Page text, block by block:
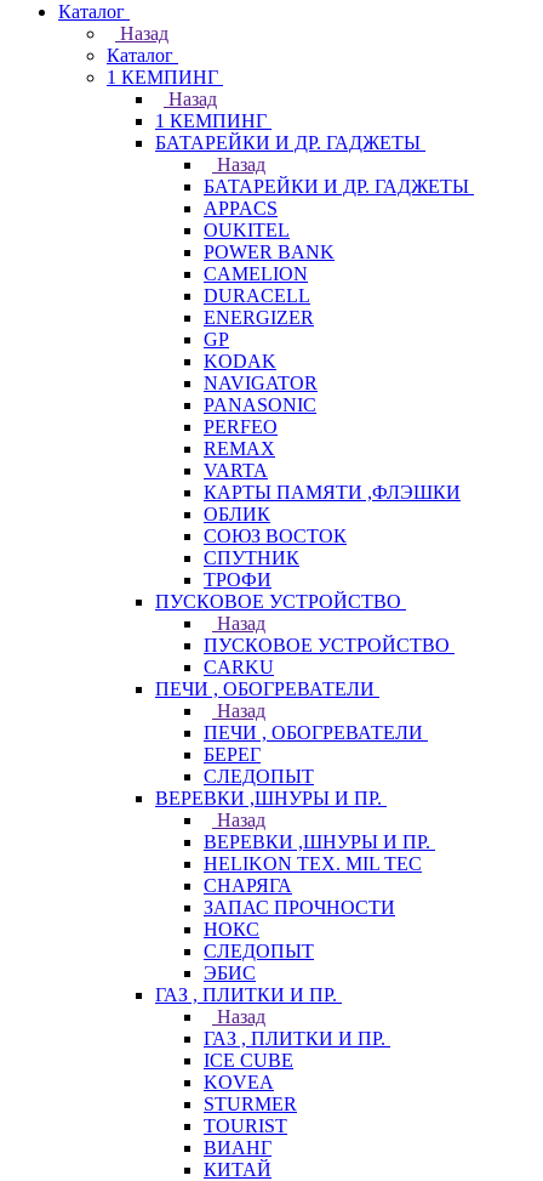
Каталог
Назад
Каталог
1 КЕМПИНГ
Назад
1 КЕМПИНГ
БАТАРЕЙКИ И ДР. ГАДЖЕТЫ
Назад
БАТАРЕЙКИ И ДР. ГАДЖЕТЫ
APPACS
OUKITEL
POWER BANK
CAMELION
DURACELL
ENERGIZER
GP
KODAK
NAVIGATOR
PANASONIC
PERFEO
REMAX
VARTA
КАРТЫ ПАМЯТИ ,ФЛЭШКИ
ОБЛИК
СОЮЗ ВОСТОК
СПУТНИК
ТРОФИ
ПУСКОВОЕ УСТРОЙСТВО
Назад
ПУСКОВОЕ УСТРОЙСТВО
CARKU
ПЕЧИ , ОБОГРЕВАТЕЛИ
Назад
ПЕЧИ , ОБОГРЕВАТЕЛИ
БЕРЕГ
СЛЕДОПЫТ
ВЕРЕВКИ ,ШНУРЫ И ПР.
Назад
ВЕРЕВКИ ,ШНУРЫ И ПР.
HELIKON TEX. MIL TEC
СНАРЯГА
ЗАПАС ПРОЧНОСТИ
НОКС
СЛЕДОПЫТ
ЭБИС
ГАЗ , ПЛИТКИ И ПР.
Назад
ГАЗ , ПЛИТКИ И ПР.
ICE CUBE
KOVEA
STURMER
TOURIST
ВИАНГ
КИТАЙ